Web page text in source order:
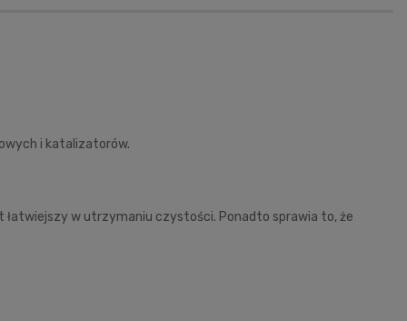
i katalizatorów.
w utrzymaniu czystości. Ponadto sprawia to, że